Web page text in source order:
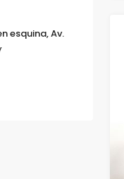
esquina, Av.